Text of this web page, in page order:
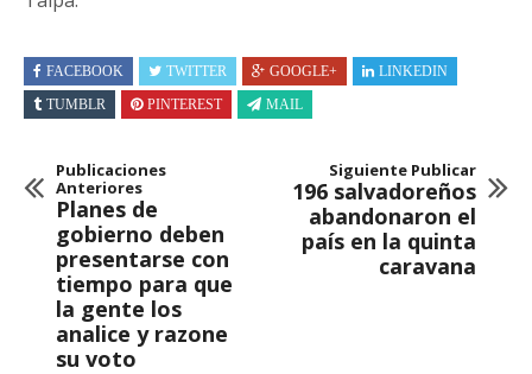
FACEBOOK TWITTER GOOGLE+
LINKEDIN
TUMBLR
PINTEREST MAIL
Publicaciones
Anteriores
Planes de
gobierno deben
presentarse con
tiempo para que
la gente los
analice y razone
su voto
Siguiente Publicar
196 salvadoreños
abandonaron el
país en la quinta
caravana